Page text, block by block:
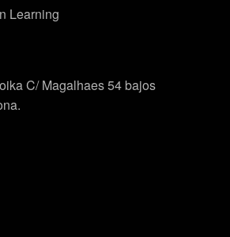
Learning
C/ Magalhaes 54 bajos